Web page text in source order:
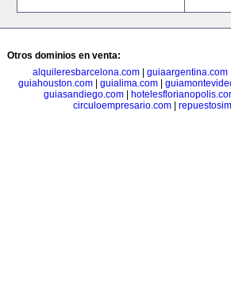
Otros dominios en venta:
alquileresbarcelona.com| guiaargentina.com
guiahouston.com| guialima.com|
guiasandiego.com
circuloempresario.com